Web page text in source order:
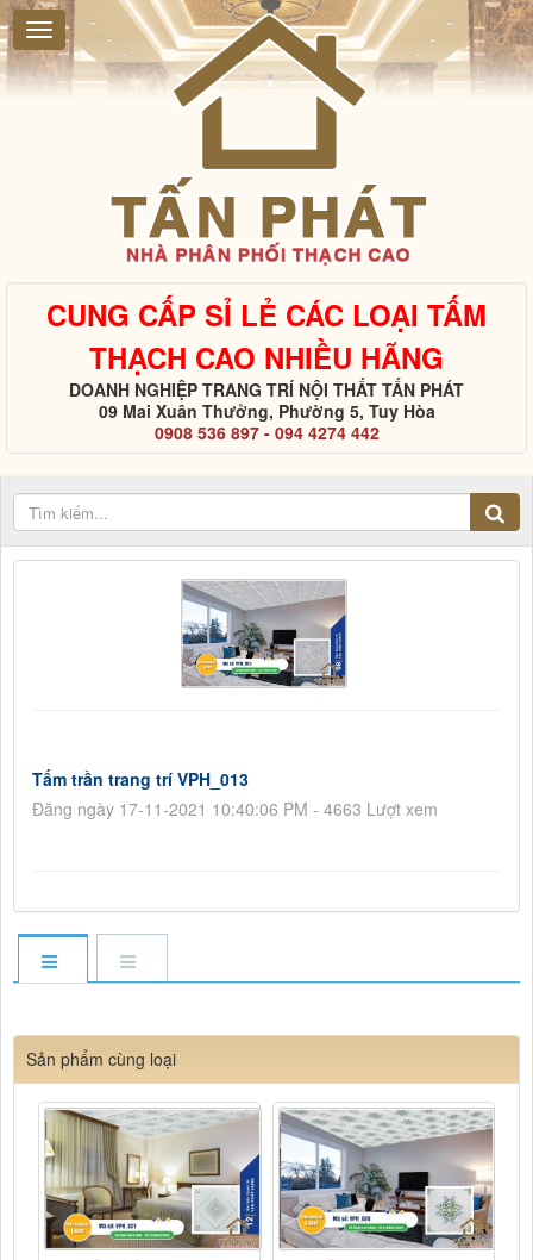
CUNG CẤP SỈ LẺ CÁC LOẠI TẤM
THẠCH CAO NHIỀU HÃNG
DOANH NGHIỆP TRANG TRÍ NỘI THẤT TẤN PHÁT
09 Mai Xuân Thưởng, Phường 5, Tuy Hòa
0908 536 897 - 094 4274 442
Tấm trần trang trí VPH_013
Đăng ngày 17-11-2021 10:40:06 PM - 4663 Lượt xem
Sản phẩm cùng loại